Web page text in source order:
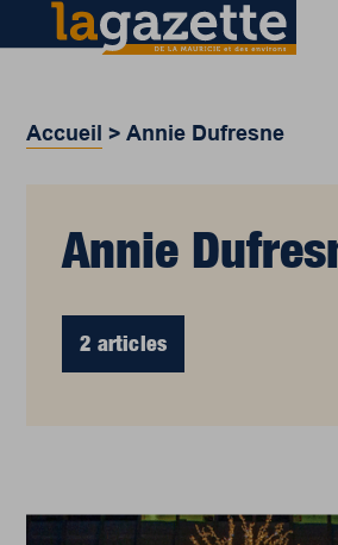
Accueil >Annie Dufresne
Annie
2 articles